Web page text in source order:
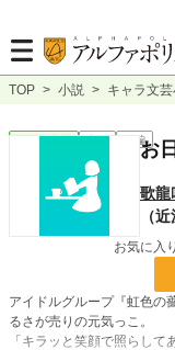
TOP > 小説 > キャラ文
キャラ文芸 完結 短編お
歌龍
（
お気に入
アイドルグループ『虹色の
るさが売りの元気っこ。
「キラッと笑顔で照らし